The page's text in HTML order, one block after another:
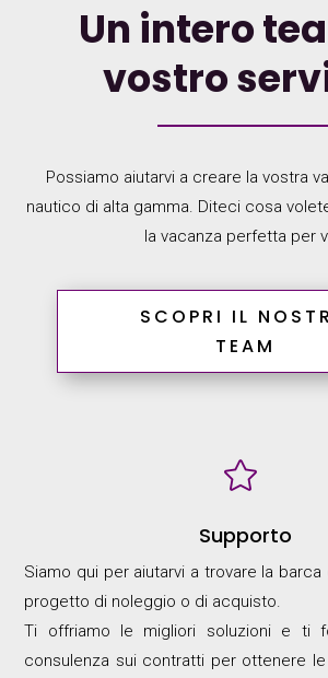
Un intero
vostro
Possiamo aiutarvi a creare la vostra
nautico di alta gamma. Diteci cosa
la vacanza perfetta per
SCOPRI IL
TEAM

Supporto
Siamo qui per aiutarvi a trovare la
progetto di noleggio o di acquisto.
Ti offriamo le migliori soluzioni e ti
consulenza sui contratti per ottenere